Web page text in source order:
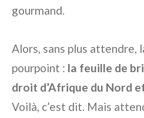
gourmand.
Alors, sans plus attendre,
pourpoint : la feuille de
droit d’Afrique du Nord
Voilà, c’est dit. Mais